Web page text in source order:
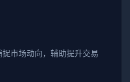
市场动向，辅助提升交易